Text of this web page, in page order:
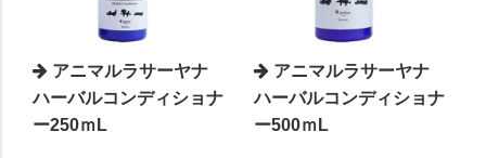
アニマルラサーヤナ
ハーバルコンディショナ
ー250ｍL
アニマルラサーヤナ
ハーバルコンディショナ
ー500ｍL